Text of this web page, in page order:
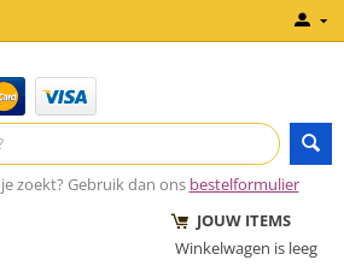
zoekt? Gebruik dan ons bestelformulier
JOUW ITEMS
Winkelwagen is leeg